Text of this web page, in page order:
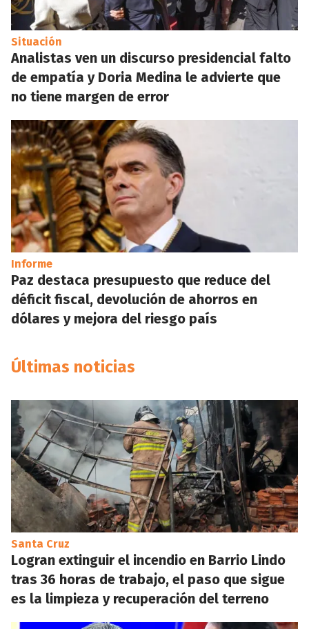
Situación
Analistas ven un discurso presidencial falto
de empatía y Doria Medina le advierte que
no tiene margen de error
Informe
Paz destaca presupuesto que reduce del
déficit fiscal, devolución de ahorros en
dólares y mejora del riesgo país
Últimas noticias
Santa Cruz
Logran extinguir el incendio en Barrio Lindo
tras 36 horas de trabajo, el paso que sigue
es la limpieza y recuperación del terreno